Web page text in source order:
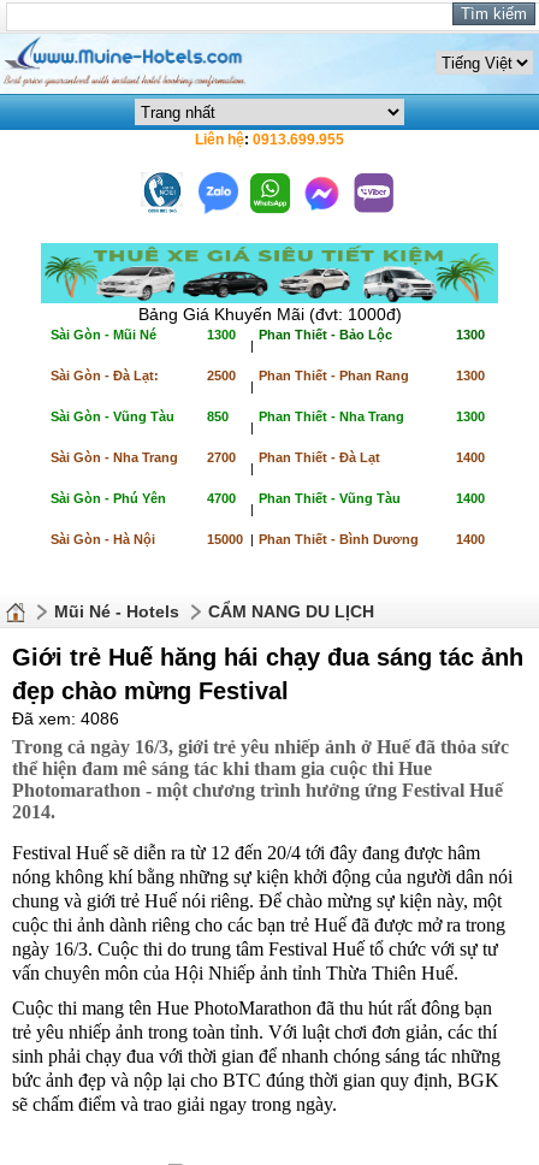
Liên hệ: 0913.699.955
Bảng Giá Khuyến Mãi (đvt: 1000đ)
Sài Gòn - Mũi Né 1300
|
Phan Thiết - Bảo Lộc 1300
Sài Gòn - Đà Lạt: 2500
|
Phan Thiết - Phan Rang 1300
Sài Gòn - Vũng Tàu 850
|
Phan Thiết - Nha Trang 1300
Sài Gòn - Nha Trang 2700
|
Phan Thiết - Đà Lạt 1400
Sài Gòn - Phú Yên 4700
|
Phan Thiết - Vũng Tàu 1400
Sài Gòn - Hà Nội 15000 | Phan Thiết - Bình Dương 1400
Mũi Né - Hotels CẨM NANG DU LỊCH
Giới trẻ Huế hăng hái chạy đua sáng tác ảnh
đẹp chào mừng Festival
Đã xem: 4086
Trong cả ngày 16/3, giới trẻ yêu nhiếp ảnh ở Huế đã thỏa sức
thể hiện đam mê sáng tác khi tham gia cuộc thi Hue
Photomarathon - một chương trình hưởng ứng Festival Huế
2014.
Festival Huế sẽ diễn ra từ 12 đến 20/4 tới đây đang được hâm
nóng không khí bằng những sự kiện khởi động của người dân nói
chung và giới trẻ Huế nói riêng. Để chào mừng sự kiện này, một
cuộc thi ảnh dành riêng cho các bạn trẻ Huế đã được mở ra trong
ngày 16/3. Cuộc thi do trung tâm Festival Huế tổ chức với sự tư
vấn chuyên môn của Hội Nhiếp ảnh tỉnh Thừa Thiên Huế.
Cuộc thi mang tên Hue PhotoMarathon đã thu hút rất đông bạn
trẻ yêu nhiếp ảnh trong toàn tỉnh. Với luật chơi đơn giản, các thí
sinh phải chạy đua với thời gian để nhanh chóng sáng tác những
bức ảnh đẹp và nộp lại cho BTC đúng thời gian quy định, BGK
sẽ chấm điểm và trao giải ngay trong ngày.